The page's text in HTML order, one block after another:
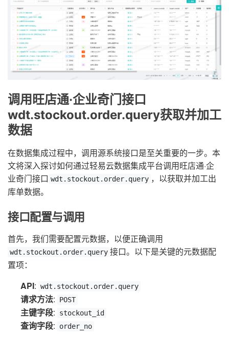
调用旺店通·企业奇门接口
wdt.stockout.order.query获取并加工
数据
在数据集成过程中，调用源系统接口是至关重要的一步。本
文将深入探讨如何通过轻易云数据集成平台调用旺店通·企
业奇门接口 wdt.stockout.order.query ，以获取并加工出
库单数据。
接口配置与调用
首先，我们需要配置元数据，以便正确调用
wdt.stockout.order.query 接口。以下是关键的元数据配
置项：
API: wdt.stockout.order.query
请求方法: POST
主键字段: stockout_id
查询字段: order_no